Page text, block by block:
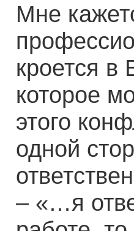
Мне
кроется
которое
этого
одной
– «…я